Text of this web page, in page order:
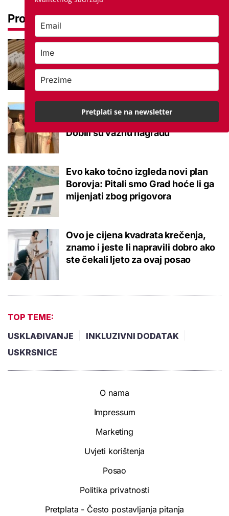
Pročitaj još
Promjena prakse za sve SC-ove,
potvrđeno
Studenti otkrili kako se obraćati
mladima kad je u pitanju alkohol:
Dobili su važnu nagradu
Evo kako točno izgleda novi plan
Borovja: Pitali smo Grad hoće li ga
mijenjati zbog prigovora
Ovo je cijena kvadrata krečenja,
znamo i jeste li napravili dobro ako
ste čekali ljeto za ovaj posao
TOP TEME:
USKLAĐIVANJE
INKLUZIVNI DODATAK
USKRSNICE
O nama
Impressum
Marketing
Uvjeti korištenja
Posao
Politika privatnosti
Pretplata - Često postavljanja pitanja
Pretplati se na newsletter